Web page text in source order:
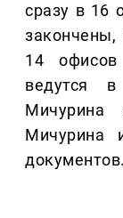
сразу в 16
14
ведутся
Мичурина
Мичурина
документов.